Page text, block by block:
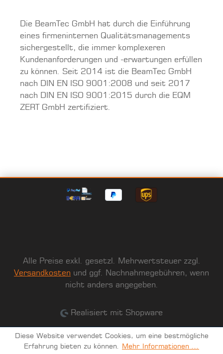
Die BeamTec GmbH hat durch die Einführung
eines firmeninternen Qualitätsmanagements
sichergestellt, die immer komplexeren
Kundenanforderungen und -erwartungen erfüllen
zu können. Seit 2014 ist die BeamTec GmbH
nach DIN EN ISO 9001:2008 und seit 2017
nach DIN EN ISO 9001:2015 durch die EQM
ZERT GmbH zertifiziert.
Alle Preise exkl. gesetzl. Mehrwertsteuer zzgl.
Versandkosten und ggf. Nachnahmegebühren, wenn
nicht anders angegeben.
Realisiert mit Shopware
Diese Website verwendet Cookies, um eine bestmögliche
Erfahrung bieten zu können.
Mehr Informationen ...